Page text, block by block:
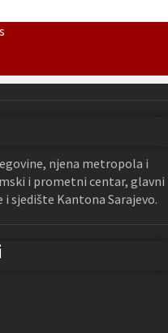
njena metropola i
i prometni centar, glavni
i sjedište Kantona Sarajevo.